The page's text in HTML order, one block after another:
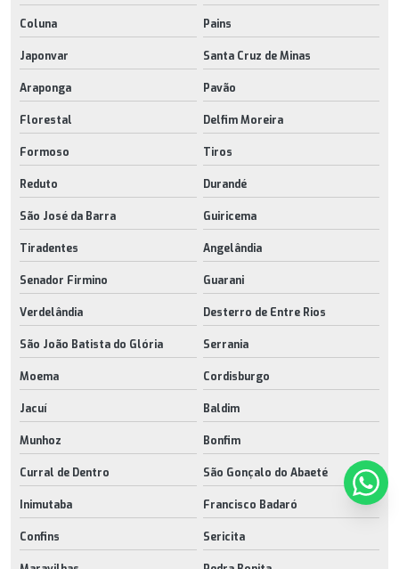
Coluna Pains
Japonvar Santa Cruz de Minas
Araponga Pavão
Florestal Delfim Moreira
Formoso Tiros
Reduto Durandé
São José da Barra Guiricema
Tiradentes Angelândia
Senador Firmino Guarani
Verdelândia Desterro de Entre Rios
São João Batista do Glória Serrania
Moema Cordisburgo
Jacuí Baldim
Munhoz Bonfim
Curral de Dentro São Gonçalo do Abaeté
Inimutaba Francisco Badaró
Confins Sericita